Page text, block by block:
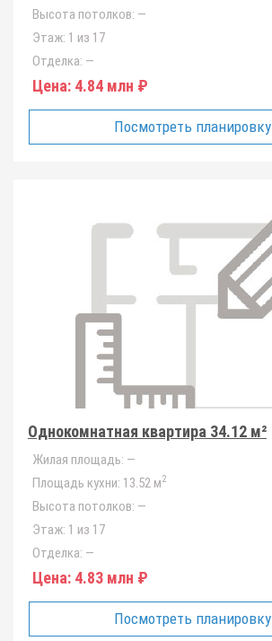
Высота потолков: —
Этаж: 1 из 17
Отделка: —
Цена: 4.84 млн ₽
Посмотреть планировку
Однокомнатная квартира 34.12 м²
Жилая площадь: —
Площадь кухни: 13.52 м2
Высота потолков: —
Этаж: 1 из 17
Отделка: —
Цена: 4.83 млн ₽
Посмотреть планировку